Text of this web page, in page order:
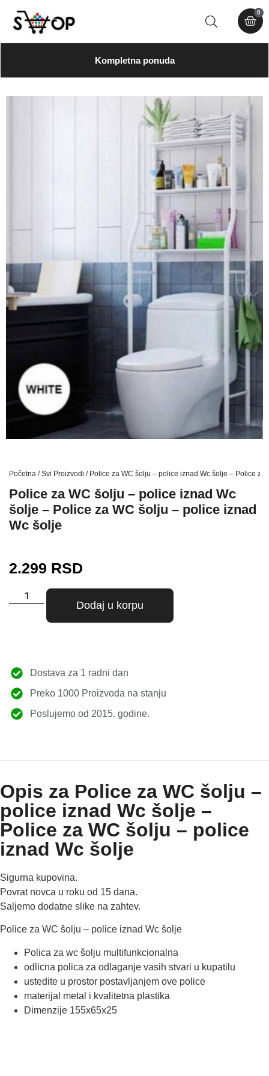
0
Kompletna ponuda
Početna /Svi Proizvodi / Police za WC šolju – police iznad Wc šolje – Police
Police za WC šolju – police iznad Wc
šolje – Police za WC šolju – police iznad
Wc šolje
2.299 RSD
Dodaj u korpu
Dostava za 1 radni dan
Preko 1000 Proizvoda na stanju
Poslujemo od 2015. godine.
Opis za Police za WC šolju –
police iznad Wc šolje –
Police za WC šolju – police
iznad Wc šolje
Sigurna kupovina.
Povrat novca u roku od 15 dana.
Saljemo dodatne slike na zahtev.
Police za WC šolju – police iznad Wc šolje
Polica za wc šolju multifunkcionalna
odlicna polica za odlaganje vasih stvari u kupatilu
ustedite u prostor postavljanjem ove police
materijal metal i kvalitetna plastika
Dimenzije 155x65x25